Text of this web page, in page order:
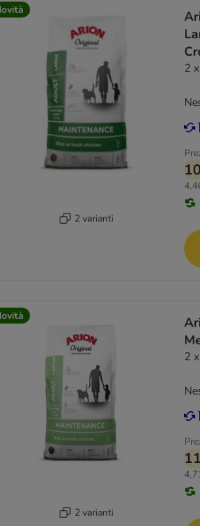
2 varianti
2
2 varianti
2